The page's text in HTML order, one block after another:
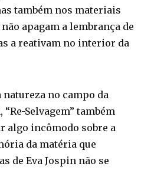
também nos materiais
apagam a lembrança de
a reativam no interior da
no campo da
Selvagem” também
algo incômodo sobre a
da matéria que
de Eva Jospin não se